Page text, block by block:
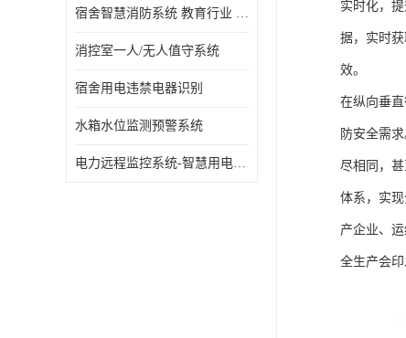
宿舍智慧消防系统 教育行业 摄像头升级
消控室一人/无人值守系统
宿舍用电违禁电器识别
水箱水位监测预警系统
电力远程监控系统-智慧用电安全监控管理系统
实时化，
据，实时
效。
在纵向垂
防安全需
尽相同，
体系，实
产企业、
全生产会